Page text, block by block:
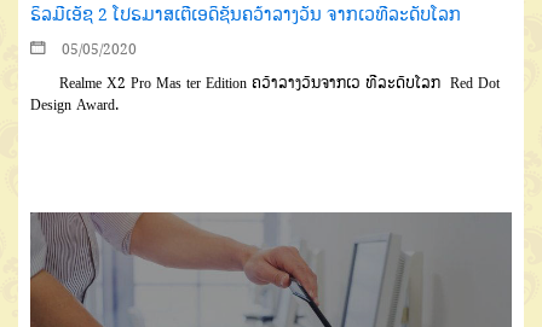
ຣິລມີເອັຊ 2 ໂປຣມາສເຕີເອດິຊັນຄວ້າລາງວັນ ຈາກເວທີລະດັບໂລກ
05/05/2020
Realme X2 Pro Mas ter Edition ຄວ້າລາງວັນຈາກເວ ທີລະດັບໂລກ Red Dot
Design Award.